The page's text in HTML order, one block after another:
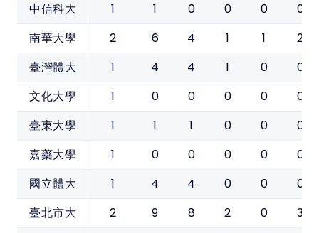
中信科大 1 1 0 0 0 0
南華大學 2 6 4 1 1 2
臺灣體大 1 4 4 1 0 0
文化大學 1 0 0 0 0 0
臺東大學 1 1 1 0 0 0
嘉藥大學 1 0 0 0 0 0
國立體大 1 4 4 0 0 0
臺北市大 2 9 8 2 0 3